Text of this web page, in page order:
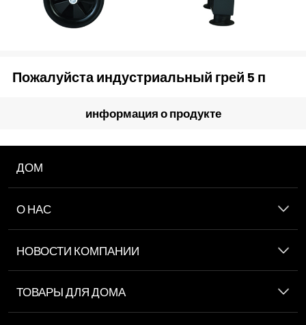
Пожалуйста индустриальный грей 5 п
информация о продукте
ДОМ
О НАС
НОВОСТИ КОМПАНИИ
ТОВАРЫ ДЛЯ ДОМА